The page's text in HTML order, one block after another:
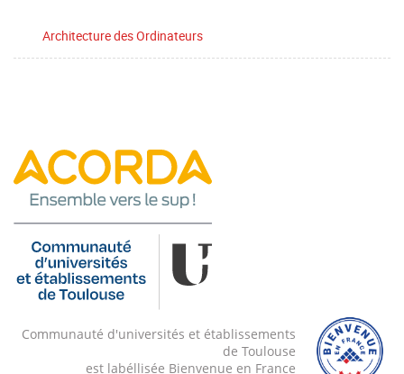
Architecture des Ordinateurs
Communauté d'universités et établissements
de Toulouse
est labéllisée Bienvenue en France